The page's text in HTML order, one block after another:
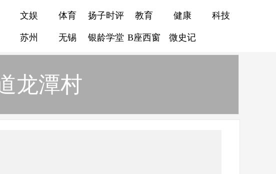
文娱 体育 扬子时评 教育 健康 科技
苏州 无锡 银龄学堂 B座西窗 微史记
龙潭村